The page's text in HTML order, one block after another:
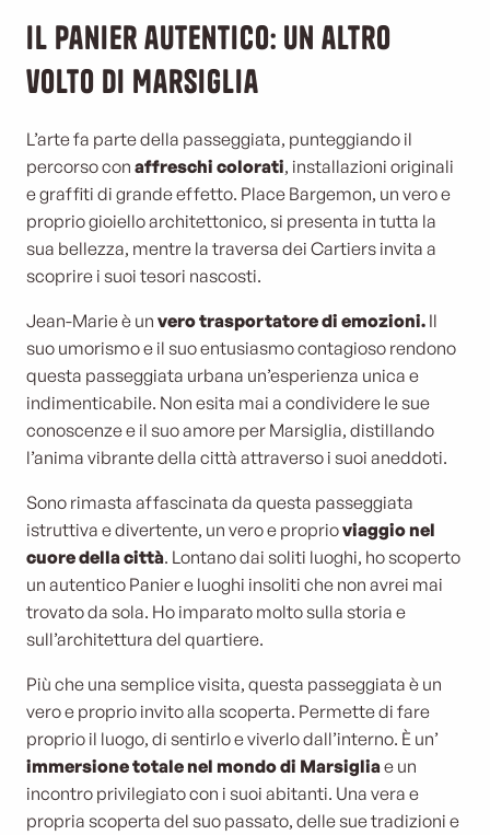
Il Panier autentico: un altro
volto di Marsiglia
L’arte fa parte della passeggiata, punteggiando il
percorso con affreschi colorati, installazioni originali
e graffiti di grande effetto. Place Bargemon, un vero e
proprio gioiello architettonico, si presenta in tutta la
sua bellezza, mentre la traversa dei Cartiers invita a
scoprire i suoi tesori nascosti.
Jean-Marie è un vero trasportatore di emozioni. Il
suo umorismo e il suo entusiasmo contagioso rendono
questa passeggiata urbana un’esperienza unica e
indimenticabile. Non esita mai a condividere le sue
conoscenze e il suo amore per Marsiglia, distillando
l’anima vibrante della città attraverso i suoi aneddoti.
Sono rimasta affascinata da questa passeggiata
istruttiva e divertente, un vero e proprioviaggio nel
cuore della città. Lontano dai soliti luoghi, ho scoperto
un autentico Panier e luoghi insoliti che non avrei mai
trovato da sola. Ho imparato molto sulla storia e
sull’architettura del quartiere.
Più che una semplice visita, questa passeggiata è un
vero e proprio invito alla scoperta. Permette di fare
proprio il luogo, di sentirlo e viverlo dall’interno. È un’
immersione totale nel mondo di Marsigliae un
incontro privilegiato con i suoi abitanti. Una vera e
propria scoperta del suo passato, delle sue tradizioni e